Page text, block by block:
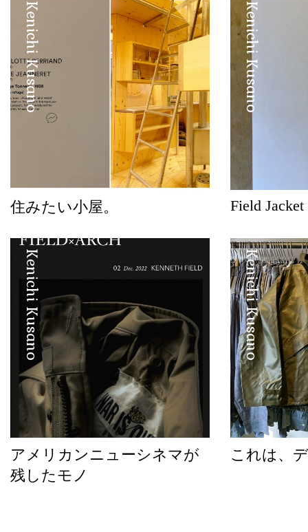
Kenichi Kusano
住みたい小屋。
Kenichi Kusano
Field Jacket
Kenichi Kusano
アメリカンニューシネマが
残したモノ
Kenichi Kusano
これは、